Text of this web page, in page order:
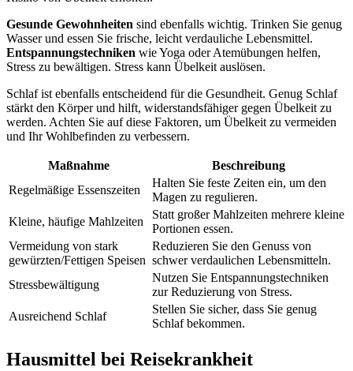
Gesunde Gewohnheiten sind ebenfalls wichtig. Trinken Sie genug
Wasser und essen Sie frische, leicht verdauliche Lebensmittel.
Entspannungstechniken wie Yoga oder Atemübungen helfen,
Stress zu bewältigen. Stress kann Übelkeit auslösen.
Schlaf ist ebenfalls entscheidend für die Gesundheit. Genug Schlaf
stärkt den Körper und hilft, widerstandsfähiger gegen Übelkeit zu
werden. Achten Sie auf diese Faktoren, um Übelkeit zu vermeiden
und Ihr Wohlbefinden zu verbessern.
Maßnahme
Beschreibung
Regelmäßige Essenszeiten
Halten Sie feste Zeiten ein, um den
Magen zu regulieren.
Kleine, häufige Mahlzeiten
Statt großer Mahlzeiten mehrere kleine
Portionen essen.
Vermeidung von stark
gewürzten/Fettigen Speisen
Reduzieren Sie den Genuss von
schwer verdaulichen Lebensmitteln.
Stressbewältigung
Nutzen Sie Entspannungstechniken
zur Reduzierung von Stress.
Ausreichend Schlaf
Stellen Sie sicher, dass Sie genug
Schlaf bekommen.
Hausmittel bei Reisekrankheit